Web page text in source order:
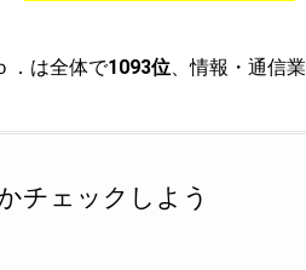
．は全体で1093位、情報・通信業
チェックしよう